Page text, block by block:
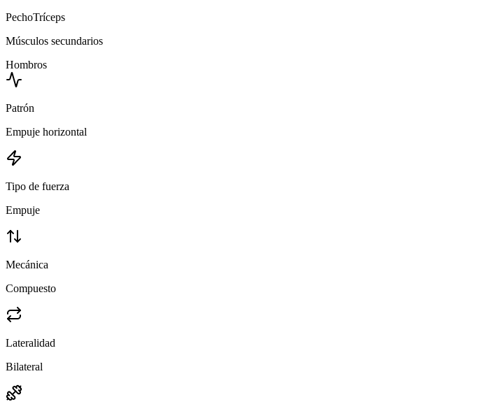
PechoTríceps
Músculos secundarios
Hombros
Patrón
Empuje horizontal
Tipo de fuerza
Empuje
Mecánica
Compuesto
Lateralidad
Bilateral